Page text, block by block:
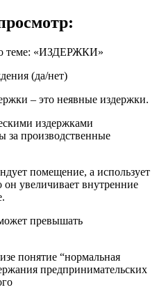
теме: «ИЗДЕРЖКИ»
(да/нет)
– это неявные издержки.
издержками
производственные
помещение, а использует
увеличивает внутренние
превышать
понятие “нормальная
предпринимательских